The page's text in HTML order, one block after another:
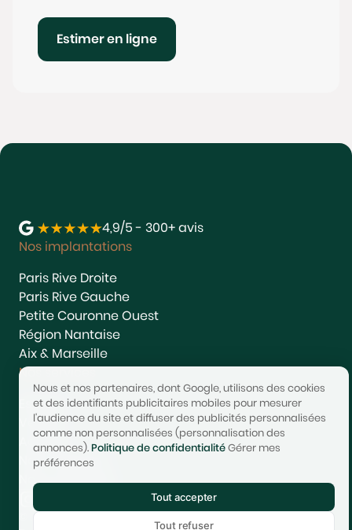
Estimer en ligne
4,9/5 - 300+ avis
Nos implantations
Paris Rive Droite
Paris Rive Gauche
Petite Couronne Ouest
Région Nantaise
Aix & Marseille
Nos services
Estimer
Vendre
Acheter
Nous rejoindre
Nous contacter
© 2017-2025 STONEO | Tech & Website powered byAvest
Nous et nos partenaires, dont Google, utilisons des cookies
et des identifiants publicitaires mobiles pour mesurer
l'audience du site et diffuser des publicités personnalisées
comme non personnalisées (personnalisation des
annonces).Politique de confidentialitéGérer mes
préférences
Tout accepter
Tout refuser